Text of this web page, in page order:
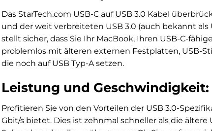
Das StarTech.com USB-C auf USB 3.0 Kabel
und der weit verbreiteten USB 3.0 (auch bekannt als
stellt sicher, dass Sie Ihr MacBook, Ihren USB-C-
problemlos mit älteren externen Festplatten, USB-
die noch auf USB Typ-A setzen.
Leistung und Geschwindigkeit:
Profitieren Sie von den Vorteilen der USB 3.0-
Gbit/s bietet. Dies ist zehnmal schneller als die